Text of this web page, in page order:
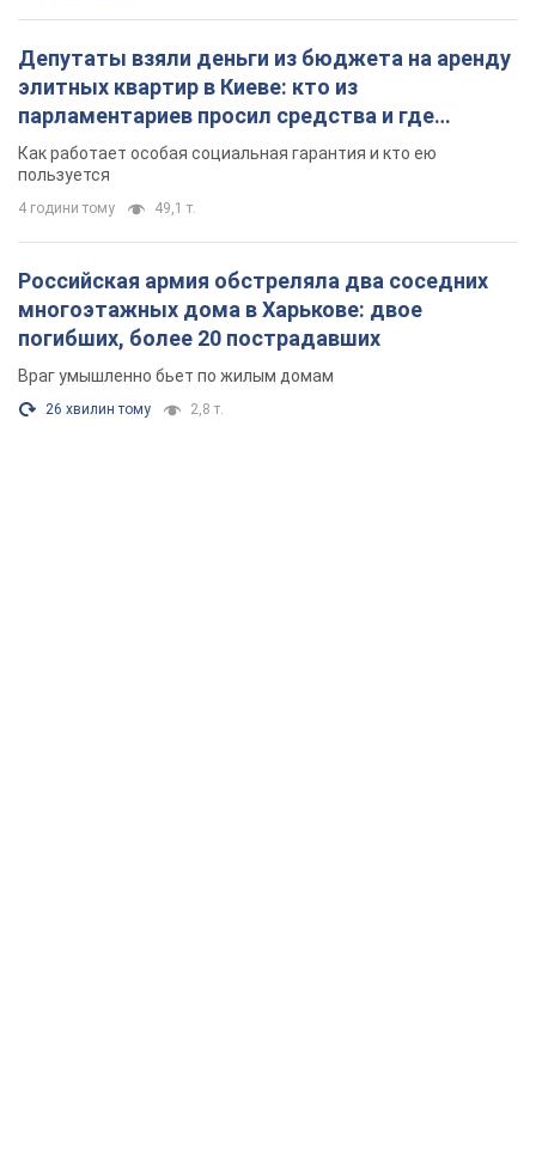
Депутаты взяли деньги из бюджета на аренду
элитных квартир в Киеве: кто из
парламентариев просил средства и где
поселился
Как работает особая социальная гарантия и кто ею
пользуется
4 години тому 49,1 т.
Российская армия обстреляла два соседних
многоэтажных дома в Харькове: двое
погибших, более 20 пострадавших
Враг умышленно бьет по жилым домам
26 хвилин тому 2,8 т.